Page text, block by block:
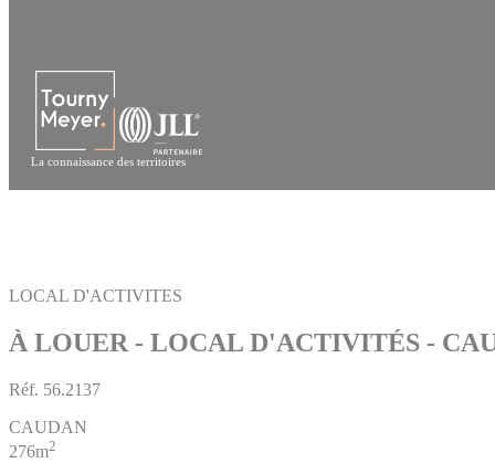
La connaissance des territoires
LOCAL D'ACTIVITES
À LOUER - LOCAL D'ACTIVITÉS -
Réf. 56.2137
CAUDAN
276m2